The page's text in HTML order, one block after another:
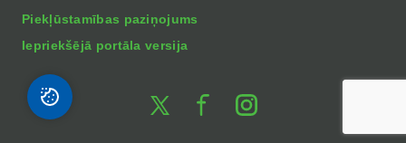
Piekļūstamības paziņojums
Iepriekšējā portāla versija